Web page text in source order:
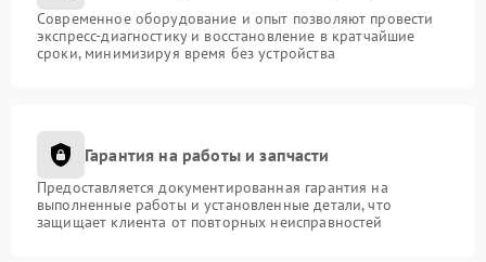
Современное оборудование и опыт позволяют провести
экспресс-диагностику и восстановление в кратчайшие
сроки, минимизируя время без устройства
Гарантия на работы и запчасти
Предоставляется документированная гарантия на
выполненные работы и установленные детали, что
защищает клиента от повторных неисправностей